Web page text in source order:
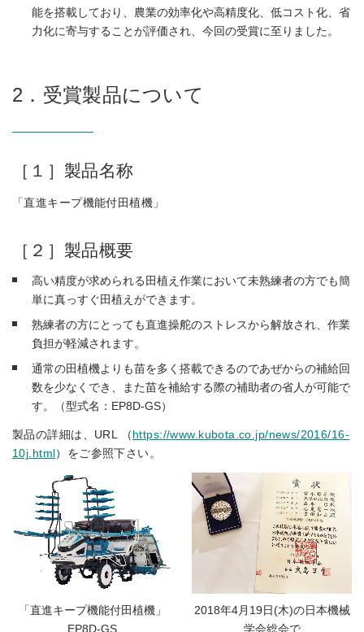
能を搭載しており、農業の効率化や高精度化、低コスト化、省
力化に寄与することが評価され、今回の受賞に至りました。
2．受賞製品について
［１］製品名称
「直進キープ機能付田植機」
［２］製品概要
高い精度が求められる田植え作業において未熟練者の方でも簡
単に真っすぐ田植えができます。
熟練者の方にとっても直進操舵のストレスから解放され、作業
負担が軽減されます。
通常の田植機よりも苗を多く搭載できるのであぜからの補給回
数を少なくでき、また苗を補給する際の補助者の省人が可能で
す。（型式名：EP8D-GS）
製品の詳細は、URL （https://www.kubota.co.jp/news/2016/16-
10j.html）をご参照下さい。
「直進キープ機能付田植機」
EP8D-GS
2018年4月19日(木)の日本機械
学会総会で